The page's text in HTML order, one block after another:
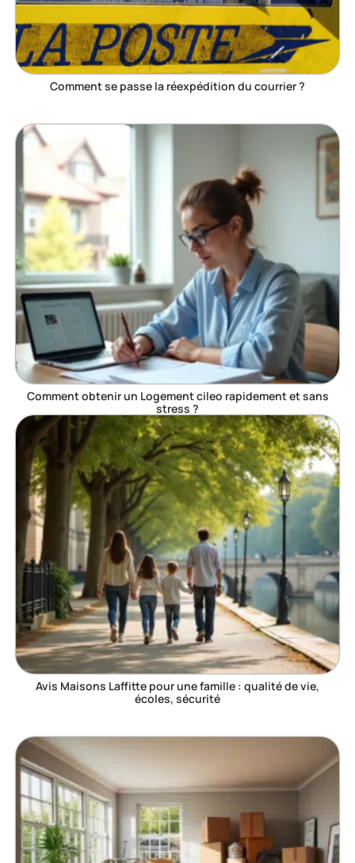
Comment se passe la réexpédition du courrier ?
Comment obtenir un Logement cileo rapidement et sans
stress ?
Avis Maisons Laffitte pour une famille : qualité de vie,
écoles, sécurité